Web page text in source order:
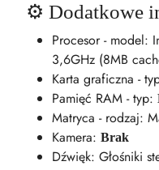
⚙️ Dodatkowe
Procesor - model:
3,6GHz (8MB
Karta graficzna -
Pamięć RAM - typ:
Matryca - rodzaj:
Kamera: Brak
Dźwięk: Głośniki